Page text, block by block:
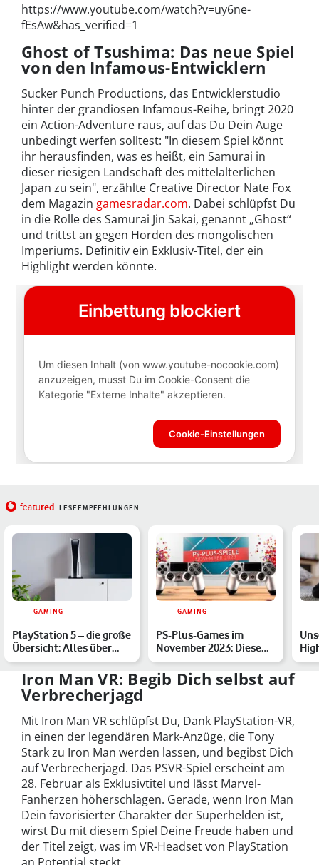
https://www.youtube.com/watch?v=uy6ne-
fEsAw&has_verified=1
Ghost of Tsushima: Das neue Spiel
von den Infamous-Entwicklern
Sucker Punch Productions, das Entwicklerstudio
hinter der grandiosen Infamous-Reihe, bringt 2020
ein Action-Adventure raus, auf das Du Dein Auge
unbedingt werfen solltest: "In diesem Spiel könnt
ihr herausfinden, was es heißt, ein Samurai in
dieser riesigen Landschaft des mittelalterlichen
Japan zu sein", erzählte Creative Director Nate Fox
dem Magazin gamesradar.com. Dabei schlüpfst Du
in die Rolle des Samurai Jin Sakai, genannt „Ghost“
und trittst an gegen Horden des mongolischen
Imperiums. Definitiv ein Exklusiv-Titel, der ein
Highlight werden könnte.
featured LESEEMPFEHLUNGEN
GAMING
PlayStation 5 – die große
Übersicht: Alles über
Games, Release, T…
GAMING
PS-Plus-Games im
November 2023: Diese
Spiele sind dabei
Iron Man VR: Begib Dich selbst auf
Verbrecherjagd
Mit Iron Man VR schlüpfst Du, Dank PlayStation-VR,
in einen der legendären Mark-Anzüge, die Tony
Stark zu Iron Man werden lassen, und begibst Dich
auf Verbrecherjagd. Das PSVR-Spiel erscheint am
28. Februar als Exklusivtitel und lässt Marvel-
Fanherzen höherschlagen. Gerade, wenn Iron Man
Dein favorisierter Charakter der Superhelden ist,
wirst Du mit diesem Spiel Deine Freude haben und
der Titel zeigt, was im VR-Headset von PlayStation